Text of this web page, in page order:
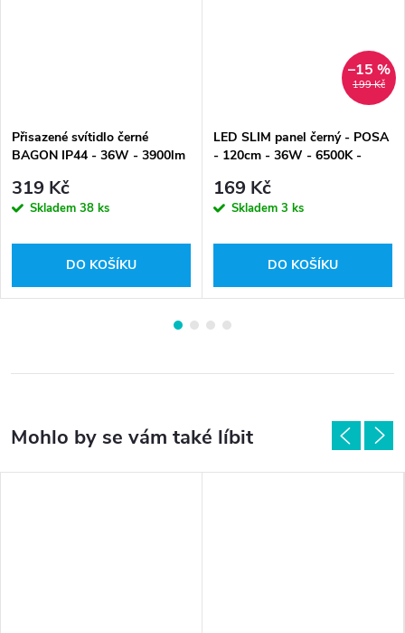
Přisazené svítidlo černé
BAGON IP44 - 36W - 3900lm
319 Kč
Skladem 38 ks
DO KOŠÍKU
199 Kč
–15 %
LED SLIM panel černý - POSA
- 120cm - 36W - 6500K -
169 Kč
Skladem 3 ks
DO KOŠÍKU